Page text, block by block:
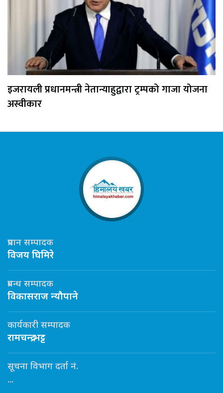
इजरायली प्रधानमन्त्री नेतान्याहुद्वारा ट्रम्पको गाजा योजना
अस्वीकार
प्रधान सम्पादक
विजय घिमिरे
प्रबन्ध सम्पादक
विकासराज न्यौपाने
कार्यकारी सम्पादक
रामचन्द्र भट्ट
सूचना विभाग दर्ता नं.
...